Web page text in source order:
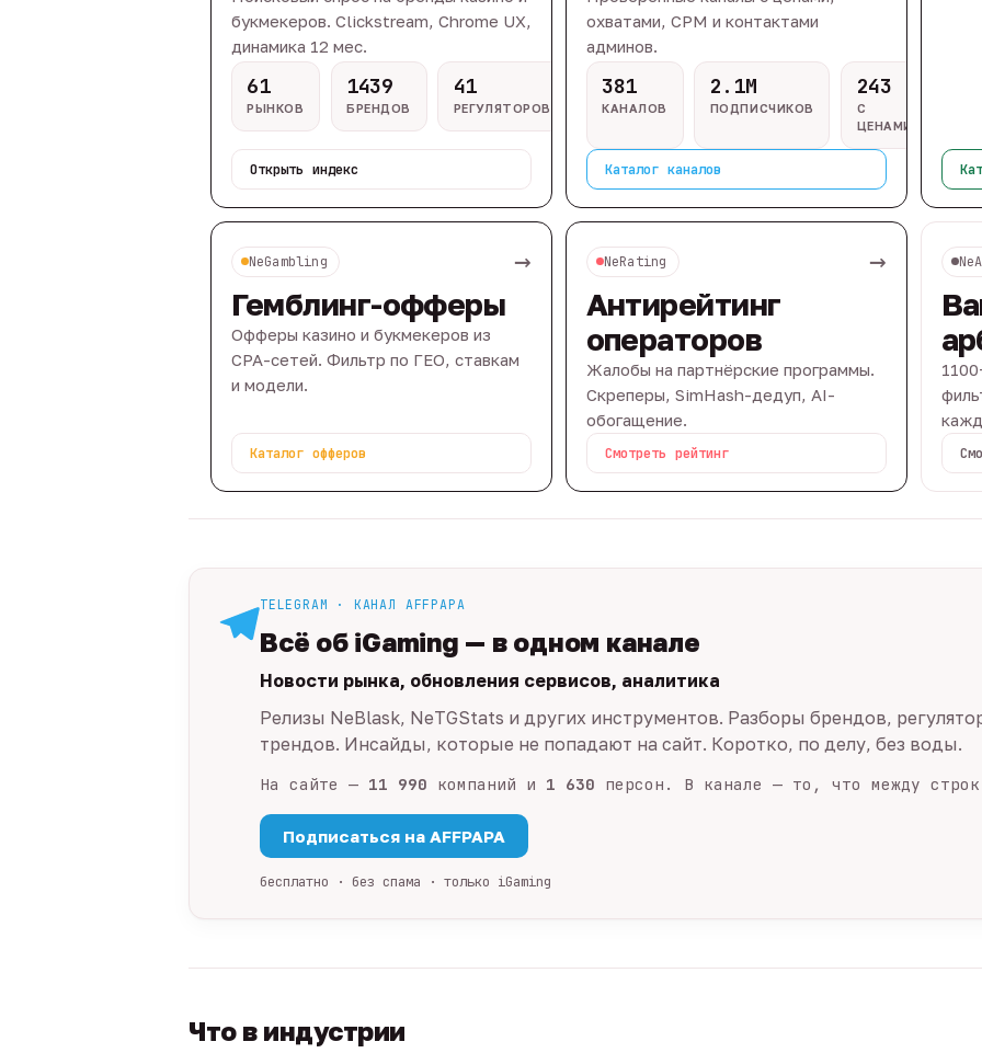
букмекеров. Clickstream, Chrome UX,
динамика 12 мес.
61
РЫНКОВ
1439
БРЕНДОВ
41
РЕГУЛЯТОРОВ
Открыть индекс
охватами, CPM и контактами
админов.
381
КАНАЛОВ
2.1M
ПОДПИСЧИКОВ
243
С
ЦЕНАМИ
Каталог каналов
NeGambling →
Гемблинг-офферы
Офферы казино и букмекеров из
CPA-сетей. Фильтр по ГЕО, ставкам
и модели.
Каталог офферов
NeRating →
Антирейтинг
операторов
Жалобы на партнёрские программы.
Скреперы, SimHash-дедуп, AI-
обогащение.
Смотреть рейтинг
TELEGRAM · КАНАЛ AFFPAPA
Всё об iGaming — в одном канале
Новости рынка, обновления сервисов, аналитика
Релизы NeBlask, NeTGStats и других инструментов. Разборы брендов,
трендов. Инсайды, которые не попадают на сайт. Коротко, по делу, без воды.
На сайте — 11 990 компаний и 1 630 персон. В канале — то, что между
Подписаться на AFFPAPA
бесплатно · без спама · только iGaming
Что в индустрии